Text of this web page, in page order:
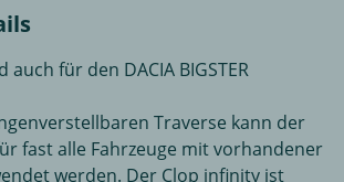
für den DACIA BIGSTER
Traverse kann der
fast alle Fahrzeuge mit vorhandener
werden. Der Clop infinity ist